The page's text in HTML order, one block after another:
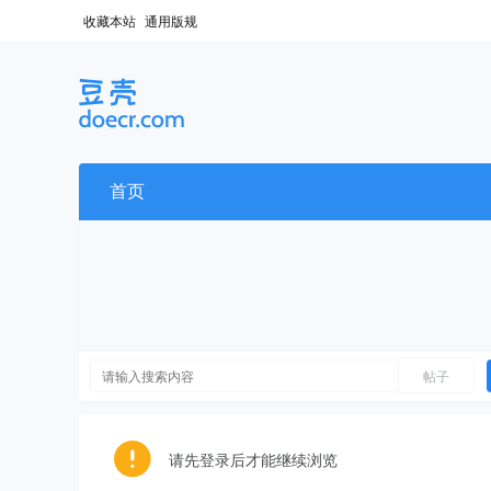
收藏本站 通用版规
首页
帖子
请先登录后才能继续浏览